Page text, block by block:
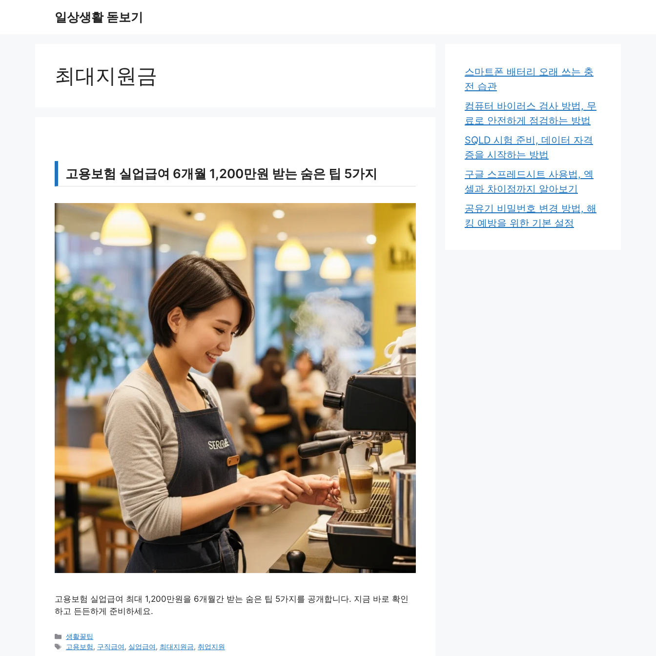
일상생활 돋보기
최대지원금
고용보험 실업급여 6개월 1,200만원 받는 숨은 팁 5가지
고용보험 실업급여 최대 1,200만원을 6개월간 받는 숨은 팁 5가지를 공개합니다. 지금 바로 확인
하고 든든하게 준비하세요.
카
테
생활꿀팁
태
고용보험, 구직급여, 실업급여, 최대지원금, 취업지원
스마트폰 배터리 오래 쓰는 충
전 습관
컴퓨터 바이러스 검사 방법, 무
료로 안전하게 점검하는 방법
SQLD 시험 준비, 데이터 자격
증을 시작하는 방법
구글 스프레드시트 사용법, 엑
셀과 차이점까지 알아보기
공유기 비밀번호 변경 방법, 해
킹 예방을 위한 기본 설정